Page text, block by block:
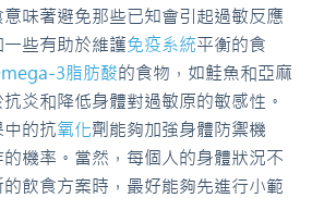
味著避免那些已知會引起過敏反應
些有助於維護免疫系統平衡的食
3脂肪酸的食物，如鮭魚和亞麻
炎和降低身體對過敏原的敏感性。
的抗氧化劑能夠加強身體防禦機
機率。當然，每個人的身體狀況不
飲食方案時，最好能夠先進行小範